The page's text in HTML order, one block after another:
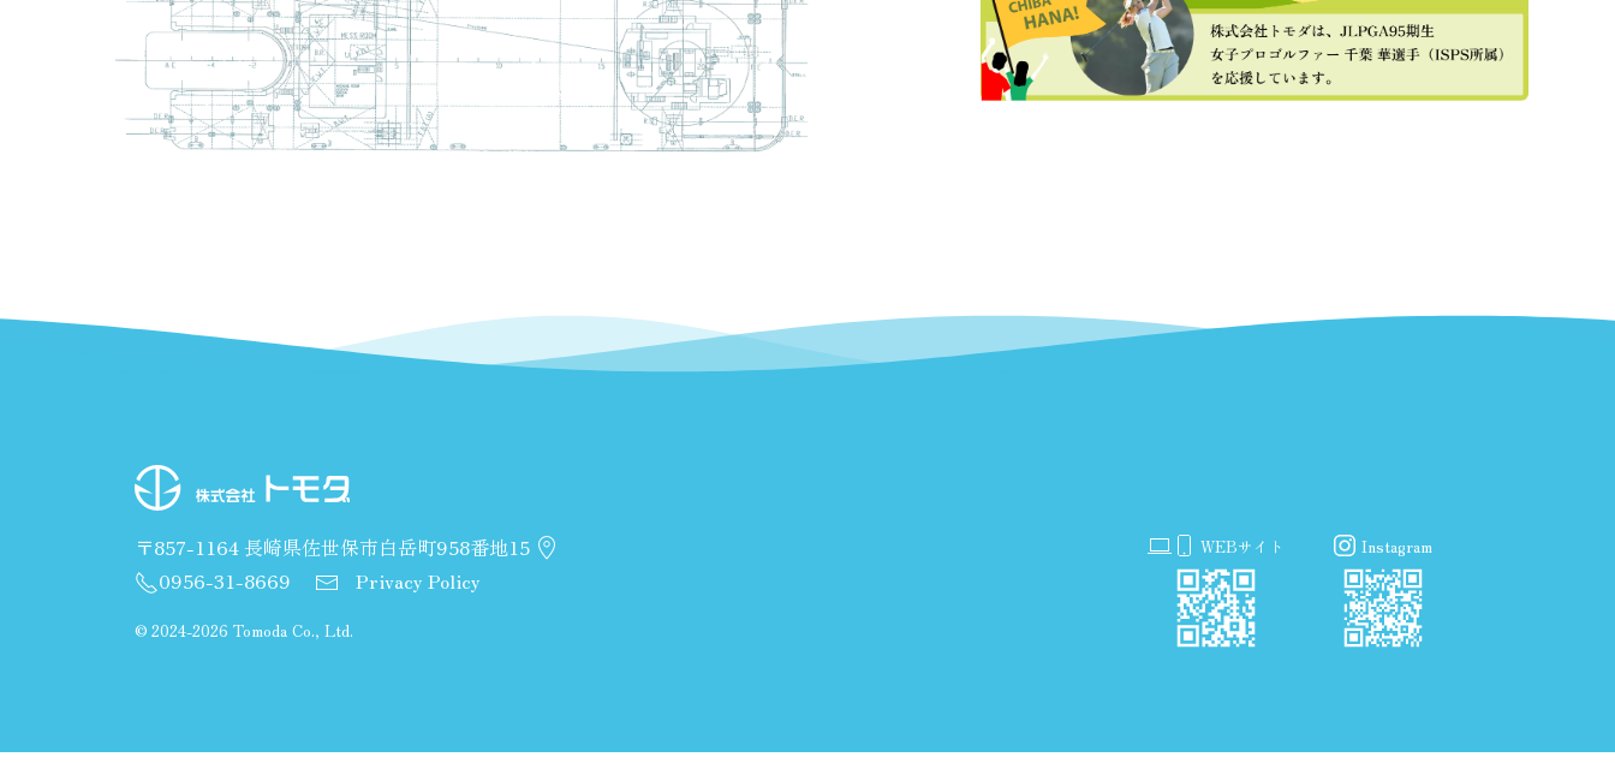
〒857-1164 長崎県佐世保市白岳町958番地15
0956-31-8669
Privacy Policy
© 2024-2026 Tomoda Co., Ltd.
WEBサイト Instagram